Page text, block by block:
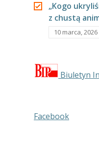
„Kogo
z chustą
10 marca, 2026
Biuletyn
Facebook